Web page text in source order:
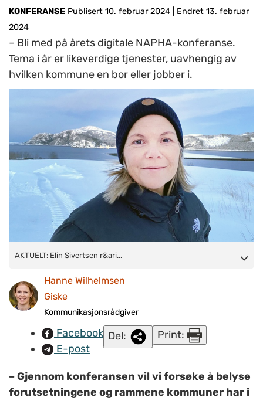
KONFERANSE Publisert 10. februar 2024
Endret 13. februar
2024
– Bli med på årets digitale NAPHA-konferanse.
Tema i år er likeverdige tjenester, uavhengig av
hvilken kommune en bor eller jobber i.
AKTUELT: Elin Sivertsen råder folk til å
temaet, og skape handlingsrom for å se etter løsninger i egen
kommune eller region.
AKTUELT: Elin Sivertsen r&ari...
Hanne Wilhelmsen
Giske
Kommunikasjonsrådgiver
Facebook
E-post
Del: Print:
– Gjennom konferansen vil vi forsøke å belyse
forutsetningene og rammene kommuner har i